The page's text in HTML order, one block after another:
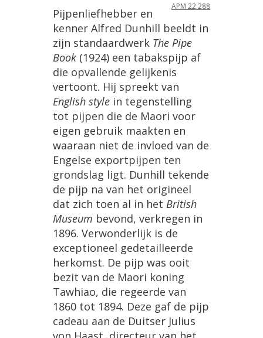
APM 22.288
Pijpenliefhebber en
kenner Alfred Dunhill beeldt in
zijn standaardwerk The Pipe
Book (1924) een tabakspijp af
die opvallende gelijkenis
vertoont. Hij spreekt van
English style in tegenstelling
tot pijpen die de Maori voor
eigen gebruik maakten en
waaraan niet de invloed van de
Engelse exportpijpen ten
grondslag ligt. Dunhill tekende
de pijp na van het origineel
dat zich toen al in het British
Museum bevond, verkregen in
1896. Verwonderlijk is de
exceptioneel gedetailleerde
herkomst. De pijp was ooit
bezit van de Maori koning
Tawhiao, die regeerde van
1860 tot 1894. Deze gaf de pijp
cadeau aan de Duitser Julius